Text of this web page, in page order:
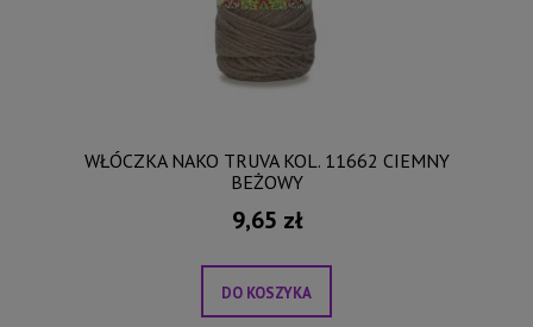
WŁÓCZKA NAKO TRUVA KOL. 11662 CIEMNY
BEŻOWY
9,65 zł
DO KOSZYKA